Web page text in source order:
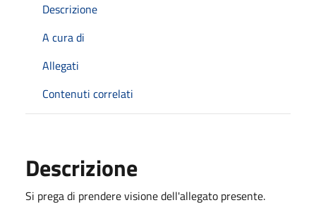
Descrizione
A cura di
Allegati
Contenuti correlati
Descrizione
Si prega di prendere visione dell'allegato presente.